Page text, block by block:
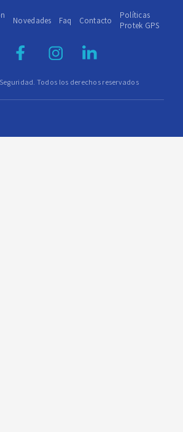
Todos los derechos reservados
Novedades Faq Contacto
Políticas
Protek GPS